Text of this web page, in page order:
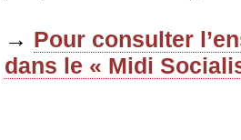
→ Pour consulter
dans le « Midi